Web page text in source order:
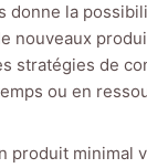
donne la
nouveaux
stratégies de
ou en
produit minimal